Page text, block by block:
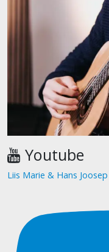
Youtube
Liis Marie & Hans